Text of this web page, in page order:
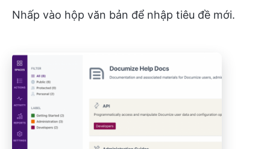
Nhấp vào hộp văn bản để nhập tiêu đề mới.